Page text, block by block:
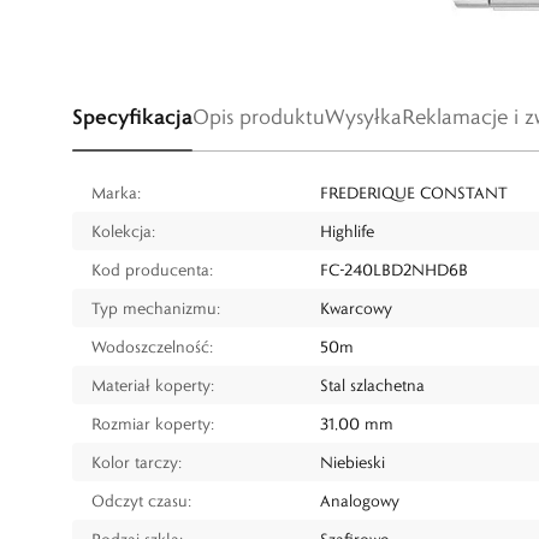
SpecyfikacjaOpis produktuWysyłkaReklamacje i
Marka:
FREDERIQUE CONSTANT
Kolekcja:
Highlife
Kod producenta:
FC-240LBD2NHD6B
Typ mechanizmu:
Kwarcowy
Wodoszczelność:
50m
Materiał koperty:
Stal szlachetna
Rozmiar koperty:
31,00 mm
Kolor tarczy:
Niebieski
Odczyt czasu:
Analogowy